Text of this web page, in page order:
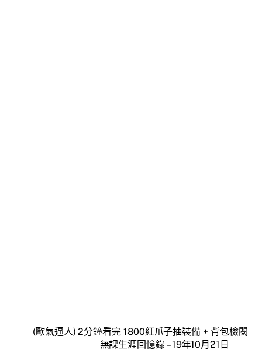
(歐氣逼人) 2分鐘看完 1800紅爪子抽裝備 + 背包檢閱
無課生涯回憶錄 – 19年10月21日